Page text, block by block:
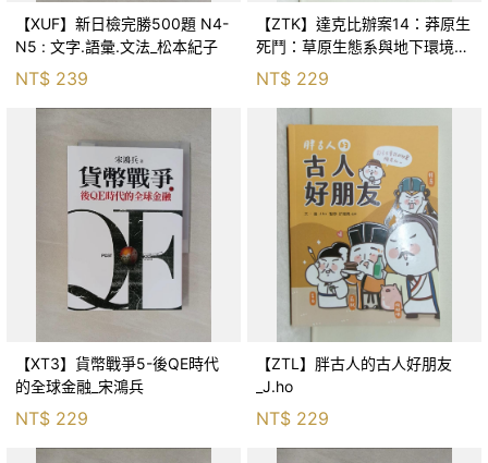
【XUF】新日檢完勝500題 N4-
N5 : 文字.語彙.文法_松本紀子
NT$ 239
【ZTK】達克比辦案14：莽原生
死鬥：草原生態系與地下環境的
生存適應_柯智元
NT$ 229
【XT3】貨幣戰爭5-後QE時代
的全球金融_宋鴻兵
NT$ 229
【ZTL】胖古人的古人好朋友
_J.ho
NT$ 229